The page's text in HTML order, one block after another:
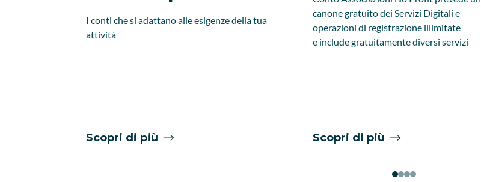
I conti che si adattano alle esigenze della tua
attività
Scopri di più
canone gratuito dei Servizi Digitali e
operazioni di registrazione illimitate
e include gratuitamente diversi servizi
Scopri di più